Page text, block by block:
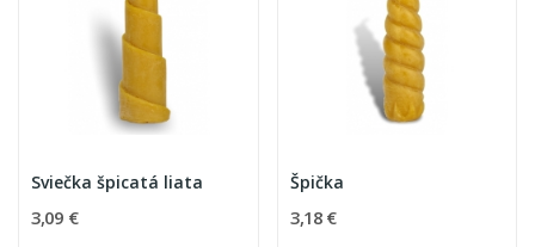
Sviečka špicatá liata
3,09 €
Špička
3,18 €